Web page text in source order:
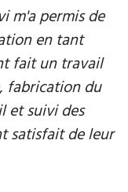
m'a permis de
en tant
fait un travail
fabrication du
et suivi des
satisfait de leur